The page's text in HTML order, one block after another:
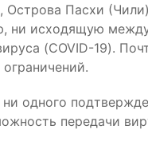
Пасхи
ни исходящую
(COVID-19).
одного
передачи